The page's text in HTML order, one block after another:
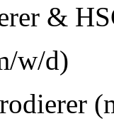
&
w/d)